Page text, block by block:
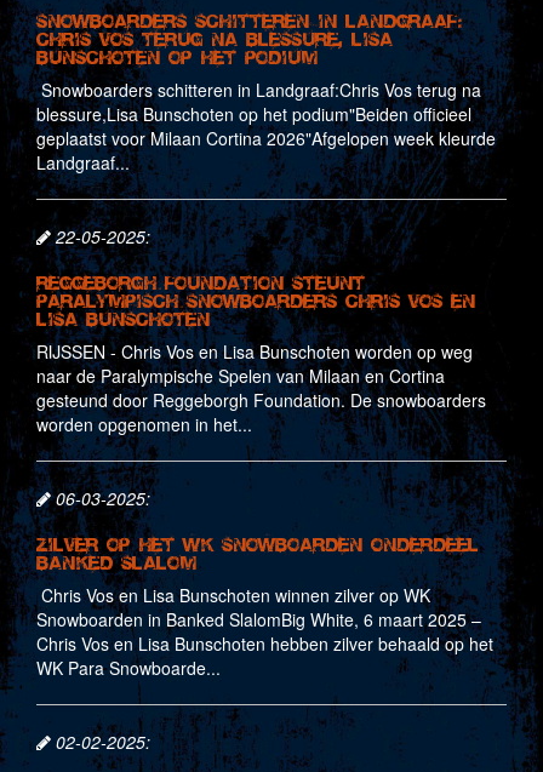
Snowboarders schitteren in Landgraaf:
Chris Vos terug na blessure, Lisa
Bunschoten op het podium
Snowboarders schitteren in Landgraaf:Chris Vos terug na
blessure,Lisa Bunschoten op het podium"Beiden officieel
geplaatst voor Milaan Cortina 2026"Afgelopen week kleurde
Landgraaf...
22-05-2025:
Reggeborgh Foundation steunt
paralympisch snowboarders Chris Vos en
Lisa Bunschoten
RIJSSEN - Chris Vos en Lisa Bunschoten worden op weg
naar de Paralympische Spelen van Milaan en Cortina
gesteund door Reggeborgh Foundation. De snowboarders
worden opgenomen in het...
06-03-2025:
Zilver op het WK Snowboarden onderdeel
Banked Slalom
Chris Vos en Lisa Bunschoten winnen zilver op WK
Snowboarden in Banked SlalomBig White, 6 maart 2025 –
Chris Vos en Lisa Bunschoten hebben zilver behaald op het
WK Para Snowboarde...
02-02-2025: